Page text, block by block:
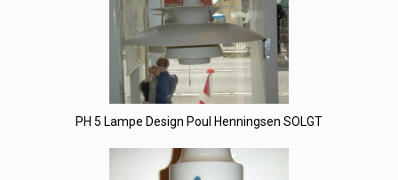
PH 5 Lampe Design Poul Henningsen SOLGT